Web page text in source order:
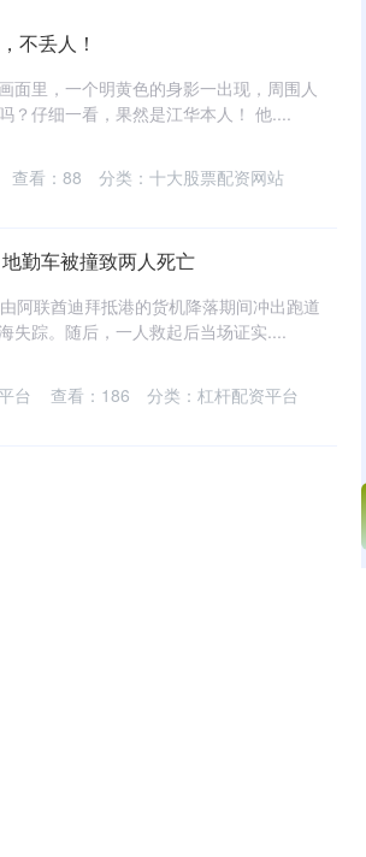
不丢人！
面里，一个明黄色的身影一出现，周围人
仔细一看，果然是江华本人！ 他....
查看： 88 分类： 十大股票配资网站
勤车被撞致两人死亡
阿联酋迪拜抵港的货机降落期间冲出跑道
失踪。随后，一人救起后当场证实....
台 查看： 186 分类：杠杆配资平台